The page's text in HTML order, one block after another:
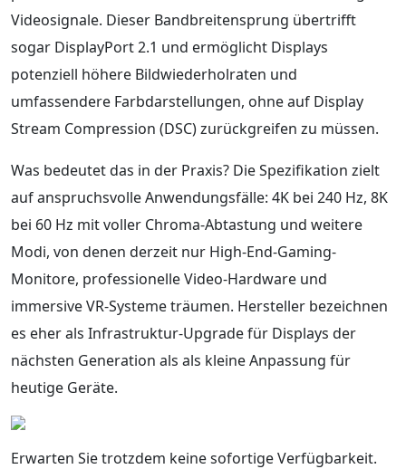
Videosignale. Dieser Bandbreitensprung übertrifft
sogar DisplayPort 2.1 und ermöglicht Displays
potenziell höhere Bildwiederholraten und
umfassendere Farbdarstellungen, ohne auf Display
Stream Compression (DSC) zurückgreifen zu müssen.
Was bedeutet das in der Praxis? Die Spezifikation zielt
auf anspruchsvolle Anwendungsfälle: 4K bei 240 Hz, 8K
bei 60 Hz mit voller Chroma-Abtastung und weitere
Modi, von denen derzeit nur High-End-Gaming-
Monitore, professionelle Video-Hardware und
immersive VR-Systeme träumen. Hersteller bezeichnen
es eher als Infrastruktur-Upgrade für Displays der
nächsten Generation als als kleine Anpassung für
heutige Geräte.
Erwarten Sie trotzdem keine sofortige Verfügbarkeit.